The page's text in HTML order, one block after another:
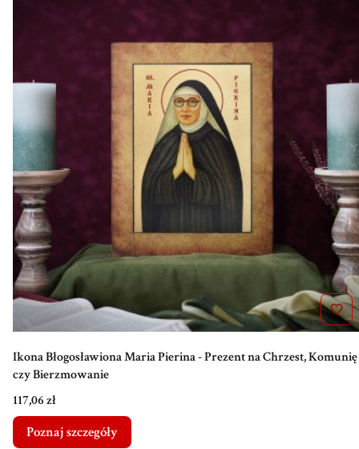
Ikona Błogosławiona Maria Pierina - Prezent na Chrzest, Komunię
czy Bierzmowanie
Cena
117,06 zł
Poznaj szczegóły